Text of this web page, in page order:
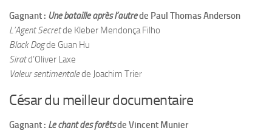
Gagnant : Une bataille après l’autrede Paul Thomas Anderson
L’Agent Secretde Kleber Mendonça Filho
Black Dogde Guan Hu
Siratd’Oliver Laxe
Valeur sentimentalede Joachim Trier
César du meilleur documentaire
Gagnant : Le chant des forêtsde Vincent Munier